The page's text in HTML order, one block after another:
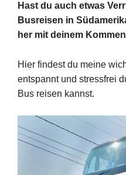
Hast du auch etwas
Busreisen in
her mit deinem
Hier findest du meine
entspannt und stressfrei
Bus reisen kannst.